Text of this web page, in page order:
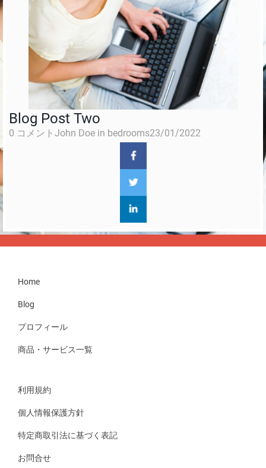
Blog Post Two
0 コメントJohn Doe in bedrooms23/01/2022
Home
Blog
プロフィール
商品・サービス一覧
利用規約
個人情報保護方針
特定商取引法に基づく表記
お問合せ